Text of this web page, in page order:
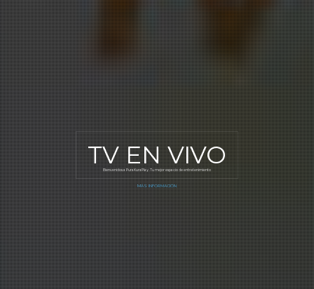
TVEN VIVO
Bienvenidos a PuraKuraPlay. Tu mejor espacio de entretenimiento
MÁS INFORMACIÓN